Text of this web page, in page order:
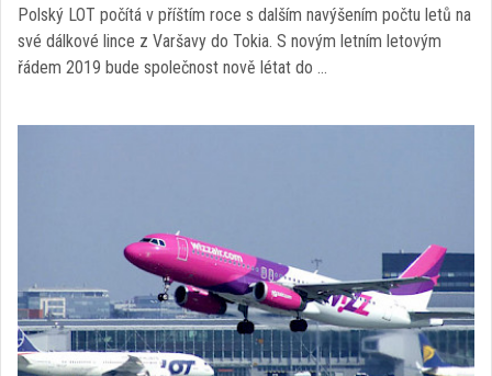
Polský LOT počítá v příštím roce s dalším navýšením počtu letů na
své dálkové lince z Varšavy do Tokia. S novým letním letovým
řádem 2019 bude společnost nově létat do …